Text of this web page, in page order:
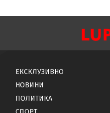
ЕКСКЛУЗИВНО
НОВИНИ
ПОЛИТИКА